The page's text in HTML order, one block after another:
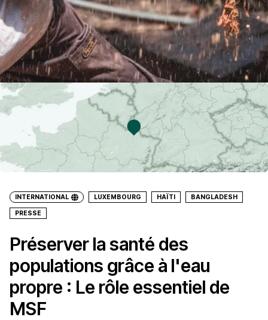
INTERNATIONAL LUXEMBOURG HAÏTI BANGLADESH
PRESSE
Préserver la santé des
populations grâce à l'eau
propre : Le rôle essentiel de
MSF